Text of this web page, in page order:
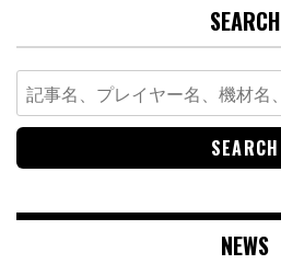
SEARCH
Search
for:
NEWS